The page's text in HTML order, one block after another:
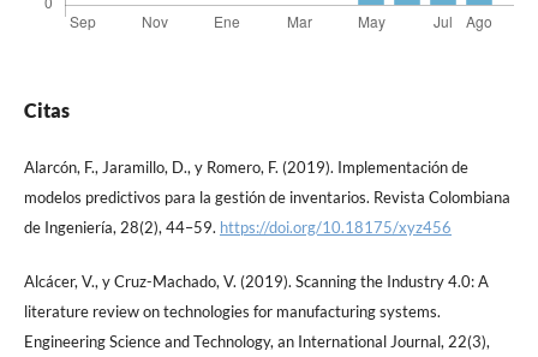
Citas
Alarcón, F., Jaramillo, D., y Romero, F. (2019). Implementación de
modelos predictivos para la gestión de inventarios. Revista Colombiana
de Ingeniería, 28(2), 44–59. https://doi.org/10.18175/xyz456
Alcácer, V., y Cruz-Machado, V. (2019). Scanning the Industry 4.0: A
literature review on technologies for manufacturing systems.
Engineering Science and Technology, an International Journal, 22(3),